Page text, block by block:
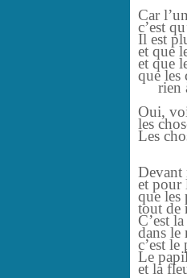
Car
c’est
Il est
et que
et que
que les
rien à
Oui,
les
Les
Devant
et pour
que les
tout de
C’est
dans le
c’est
Le
et la